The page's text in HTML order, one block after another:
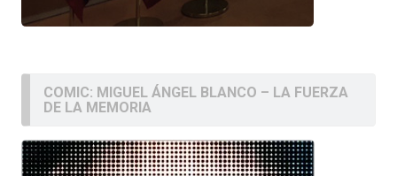
COMIC: MIGUEL ÁNGEL BLANCO – LA FUERZA
DE LA MEMORIA